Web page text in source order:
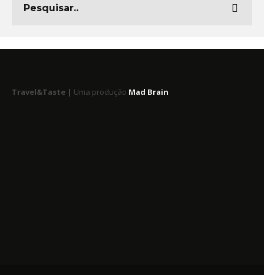
Travel&Taste | Uma produção Mad Brain